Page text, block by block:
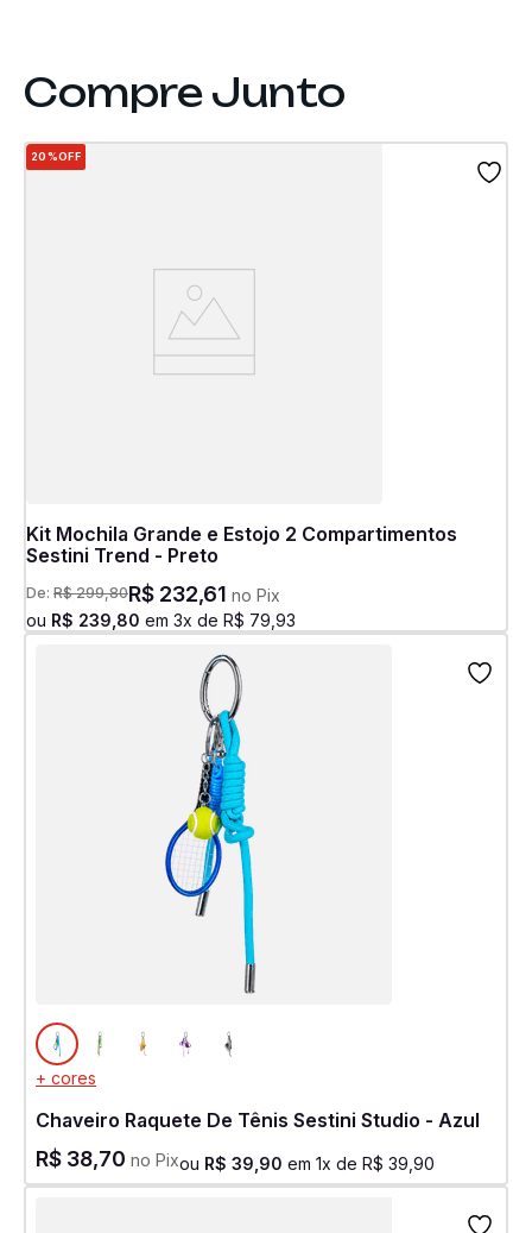
20%OFF
Kit Mochila Grande e Estojo 2 Compartimentos
Sestini Trend - Preto
De: R$ 299,80R$ 232,61 no Pix
ou R$ 239 80 em 3x de R$ 79 93
+ cores
Chaveiro Raquete De Tênis Sestini Studio - Azul
R$ 38,70 no Pixou R$ 39 90 em 1x de R$ 39 90